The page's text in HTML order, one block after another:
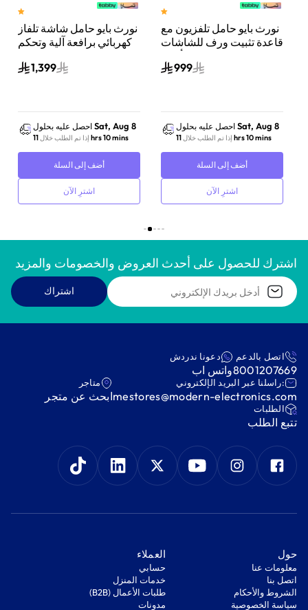
نورث بايو حامل شاشة تلفاز
كهربائي برافعة آلية وتحكم
85 إنش أسود 1,399
احصل عليه بحلول Sat, Aug 8
إذا تم الطلب خلال 11 hrs 10 mins
أضف إلى السلة
اشترِ الآن
نورث بايو حامل تلفزيون مع
قاعدة تثبيت ورف للشاشات
999
احصل عليه بحلول Sat, Aug 8
إذا تم الطلب خلال 11 hrs 10 mins
أضف إلى السلة
اشترِ الآن
اشترك للحصول على أحدث العروض والخصومات والمزيد
اشتراك
اتصل بالدعم
8001207669
دعونا ندردش
واتس اب
:راسلنا عبر البريد الإلكتروني
mestores@modern-electronics.com
متاجر
ابحث عن متجر
‫الطلبات‬
‫تتبع الطلب‬
‫حول‬
معلومات عنا
اتصل بنا
‫الشروط والأحكام‬
‫سياسة الخصوصية‬
‫العملاء‬
‫حسابي‬
‫خدمات المنزل‬
‫طلبات الأعمال (B2B)‬
مدونات